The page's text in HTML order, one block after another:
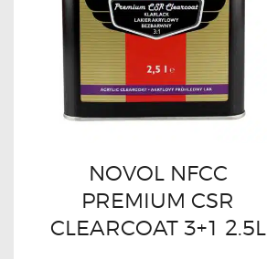
NOVOL NFCC
PREMIUM CSR
CLEARCOAT 3+1 2.5L